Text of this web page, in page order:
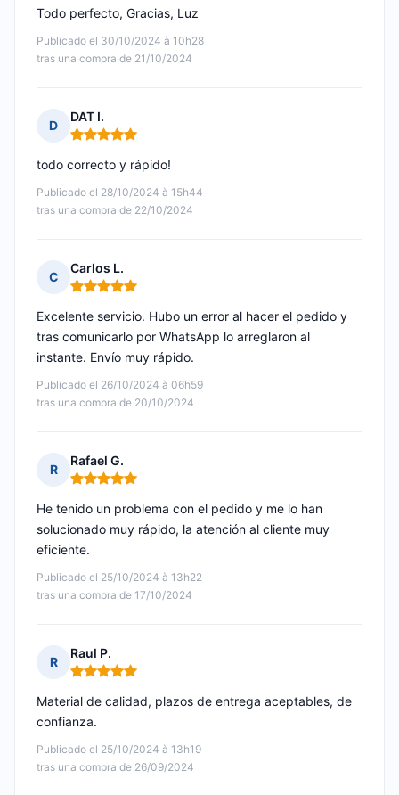
Publicado el 30/10/2024 à 10h28
tras una compra de 21/10/2024
Todo perfecto, Gracias, Luz
D
DAT I.
Nota: 5 de 5
Publicado el 28/10/2024 à 15h44
tras una compra de 22/10/2024
todo correcto y rápido!
C
Carlos L.
Nota: 5 de 5
Publicado el 26/10/2024 à 06h59
tras una compra de 20/10/2024
Excelente servicio. Hubo un error al hacer el pedido y
tras comunicarlo por WhatsApp lo arreglaron al
instante. Envío muy rápido.
R
Rafael G.
Nota: 5 de 5
Publicado el 25/10/2024 à 13h22
tras una compra de 17/10/2024
He tenido un problema con el pedido y me lo han
solucionado muy rápido, la atención al cliente muy
eficiente.
R
Raul P.
Nota: 5 de 5
Publicado el 25/10/2024 à 13h19
tras una compra de 26/09/2024
Material de calidad, plazos de entrega aceptables, de
confianza.